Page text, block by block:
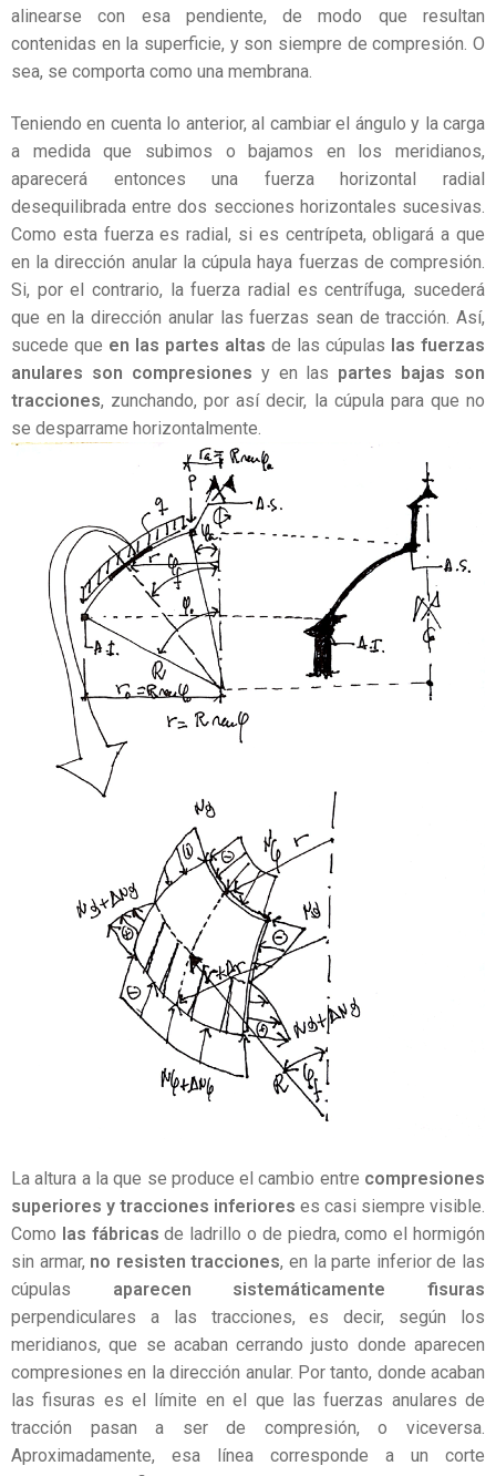
alinearse con esa pendiente, de modo que resultan
contenidas en la superficie, y son siempre de compresión. O
sea, se comporta como una membrana.
Teniendo en cuenta lo anterior, al cambiar el ángulo y la carga
a medida que subimos o bajamos en los meridianos,
aparecerá entonces una fuerza horizontal radial
desequilibrada entre dos secciones horizontales sucesivas.
Como esta fuerza es radial, si es centrípeta, obligará a que
en la dirección anular la cúpula haya fuerzas de compresión.
Si, por el contrario, la fuerza radial es centrífuga, sucederá
que en la dirección anular las fuerzas sean de tracción. Así,
sucede que en las partes altas de las cúpulas las fuerzas
anulares son compresiones y en las partes bajas son
tracciones, zunchando, por así decir, la cúpula para que no
se desparrame horizontalmente.
La altura a la que se produce el cambio entre compresiones
superiores y tracciones inferiores es casi siempre visible.
Como las fábricas de ladrillo o de piedra, como el hormigón
sin armar, no resisten tracciones, en la parte inferior de las
cúpulas aparecen sistemáticamente fisuras
perpendiculares a las tracciones, es decir, según los
meridianos, que se acaban cerrando justo donde aparecen
compresiones en la dirección anular. Por tanto, donde acaban
las fisuras es el límite en el que las fuerzas anulares de
tracción pasan a ser de compresión, o viceversa.
Aproximadamente, esa línea corresponde a un corte